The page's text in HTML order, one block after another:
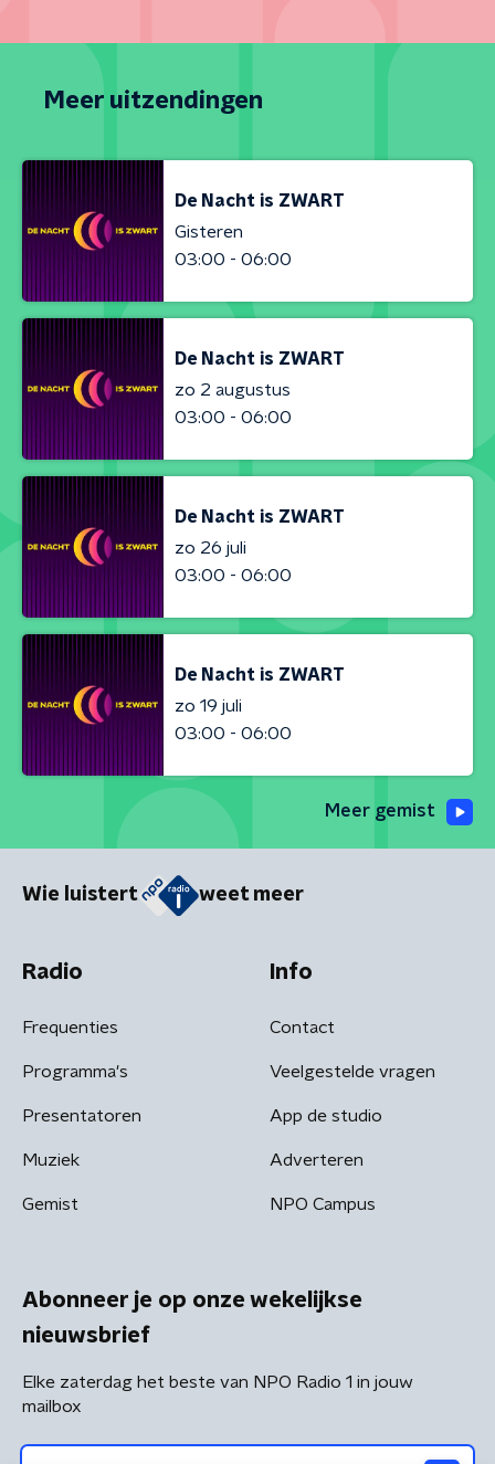
Meer uitzendingen
De Nacht is ZWART
Gisteren
03:00 - 06:00
De Nacht is ZWART
zo 2 augustus
03:00 - 06:00
De Nacht is ZWART
zo 26 juli
03:00 - 06:00
De Nacht is ZWART
zo 19 juli
03:00 - 06:00
Meer gemist
Wie luistert weet meer
Radio
Frequenties
Programma's
Presentatoren
Muziek
Gemist
Info
Contact
Veelgestelde vragen
App de studio
Adverteren
NPO Campus
Abonneer je op onze wekelijkse
nieuwsbrief
Elke zaterdag het beste van NPO Radio 1 in jouw
mailbox